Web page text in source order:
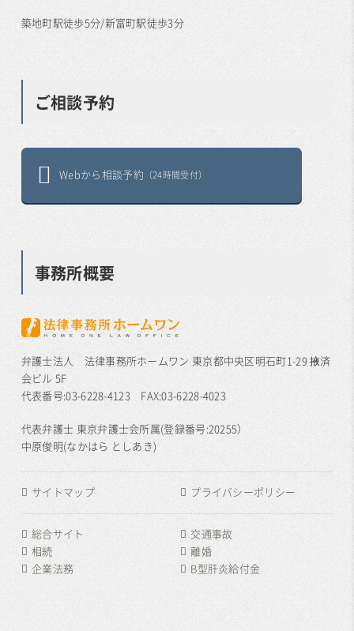
築地町駅徒歩5分/新富町駅徒歩3分
ご相談予約
Webから相談予約 （24時間受付）
事務所概要
弁護士法人 法律事務所ホームワン 東京都中央区明石町1-29 掖済
会ビル 5F
代表番号:03-6228-4123 FAX:03-6228-4023
代表弁護士 東京弁護士会所属(登録番号:20255）
中原俊明(なかはら としあき)
サイトマップ プライバシーポリシー
総合サイト
交通事故
相続
離婚
企業法務
B型肝炎給付金